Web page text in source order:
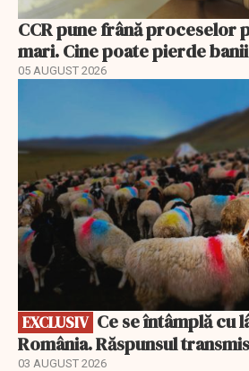
CCR pune frână proceselor
mari. Cine poate pierde
05 AUGUST 2026
EXCLUSIV
România. Răspunsul
03 AUGUST 2026